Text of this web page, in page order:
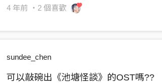
4 年前 ・2 個喜歡
sundee_chen
可以敲碗出《池塘怪談》的OST嗎??